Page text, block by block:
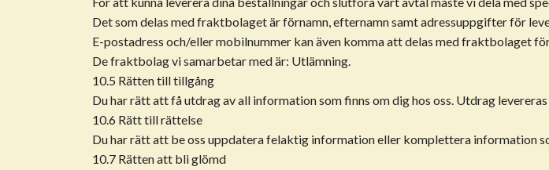
Det som delas med fraktbolaget är förnamn, efternamn samt adressuppgifter för
E-postadress och/eller mobilnummer kan även komma att delas med fraktbolaget
De fraktbolag vi samarbetar med är: Utlämning.
10.5 Rätten till tillgång
Du har rätt att få utdrag av all information som finns om dig hos oss. Utdrag
10.6 Rätt till rättelse
Du har rätt att be oss uppdatera felaktig information eller komplettera information
10.7 Rätten att bli glömd